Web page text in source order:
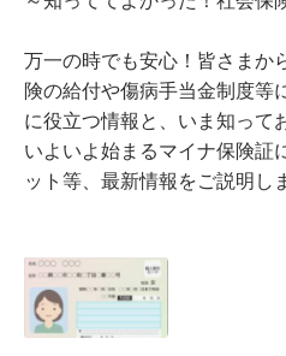
万一の時でも安心！皆さまか
険の給付や傷病手当金制度等
に役立つ情報と、いま知って
いよいよ始まるマイナ保険証
ット等、最新情報をご説明し